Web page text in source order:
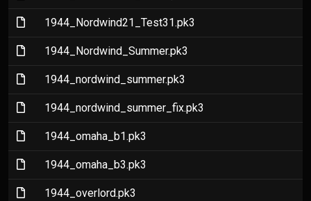
(File)1944_Nordwind21_Test31.pk3
(File)1944_Nordwind_Summer.pk3
(File)1944_nordwind_summer.pk3
(File)1944_nordwind_summer_fix.pk3
(File)1944_omaha_b1.pk3
(File)1944_omaha_b3.pk3
(File)1944_overlord.pk3